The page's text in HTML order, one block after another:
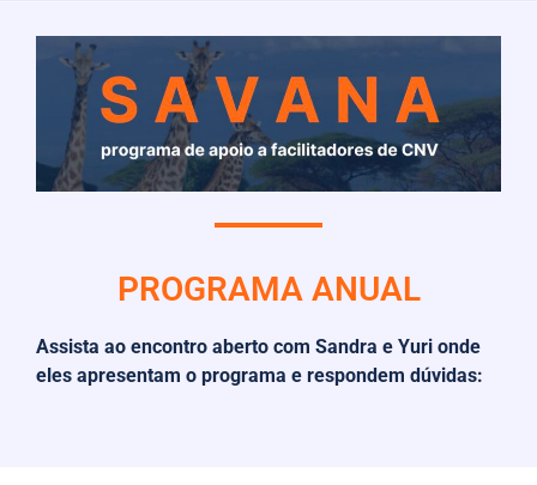
PROGRAMA ANUAL
Assista ao encontro aberto com Sandra e Yuri onde
eles apresentam o programa e respondem dúvidas: